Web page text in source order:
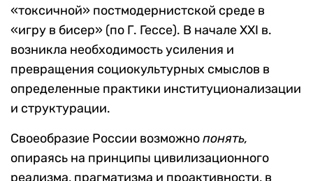
«токсичной» постмодернистской среде в
«игру в бисер» (по Г. Гессе). В начале XXI в.
возникла необходимость усиления и
превращения социокультурных смыслов в
определенные практики институционализации
и структурации.
Своеобразие России возможнопонять,
опираясь на принципы цивилизационного
реализма, прагматизма и проактивности, в